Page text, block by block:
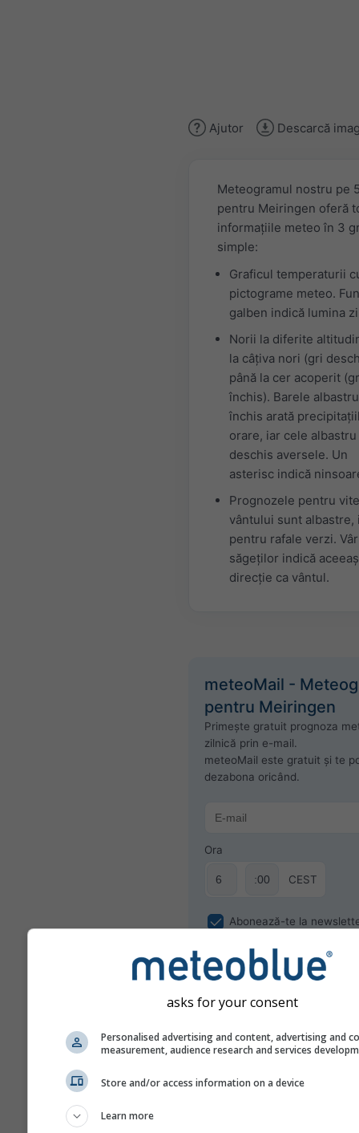
Ajutor Descarcă
Meteogramul nostru pe
pentru Meiringen oferă
informațiile meteo în 3
simple:
Graficul temperaturii
pictograme meteo.
galben indică lumina
Norii la diferite
la câțiva nori (gri
până la cer acoperit
închis). Barele albastru
închis arată
orare, iar cele albastru
deschis aversele. Un
asterisc indică
Prognozele pentru
vântului sunt albastre,
pentru rafale verzi.
săgeților indică
direcție ca vântul.
meteoMail -
pentru Meiringen
Primește gratuit prognoza
zilnică prin e-mail.
meteoMail este gratuit și te
dezabona oricând.
Ora
CEST
Abonează-te la
asks for your consent
Personalised advertising and content, advertising and
measurement, audience research and services
Store and/or access information on a device
Learn more